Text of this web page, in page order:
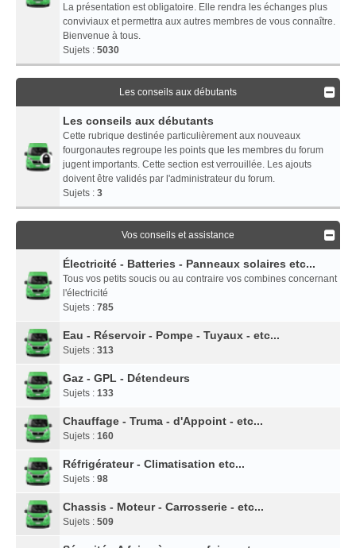
La présentation est obligatoire. Elle rendra les échanges plus
conviviaux et permettra aux autres membres de vous connaître.
Bienvenue à tous.
Sujets : 5030
Les conseils aux débutants
Les conseils aux débutants
Cette rubrique destinée particulièrement aux nouveaux
fourgonautes regroupe les points que les membres du forum
jugent importants. Cette section est verrouillée. Les ajouts
doivent être validés par l'administrateur du forum.
Sujets : 3
Vos conseils et assistance
Électricité - Batteries - Panneaux solaires etc...
Tous vos petits soucis ou au contraire vos combines concernant
l'électricité
Sujets : 785
Eau - Réservoir - Pompe - Tuyaux - etc...
Sujets : 313
Gaz - GPL - Détendeurs
Sujets : 133
Chauffage - Truma - d'Appoint - etc...
Sujets : 160
Réfrigérateur - Climatisation etc...
Sujets : 98
Chassis - Moteur - Carrosserie - etc...
Sujets : 509